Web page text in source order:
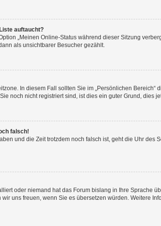
auftaucht?
„Meinen Online-Status während dieser Sitzung
als unsichtbarer Besucher gezählt.
In diesem Fall sollten Sie im „Persönlichen
noch nicht registriert sind, ist dies ein guter Grund, dies
falsch!
und die Zeit trotzdem noch falsch ist, geht die Uhr des
oder niemand hat das Forum bislang in Ihre Sprache
uns freuen, wenn Sie es übersetzen würden. Weitere